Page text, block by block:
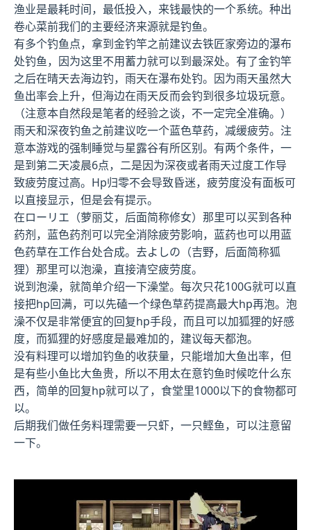
渔业是最耗时间，最低投入，来钱最快的一个系统。种出
卷心菜前我们的主要经济来源就是钓鱼。
有多个钓鱼点，拿到金钓竿之前建议去铁匠家旁边的瀑布
处钓鱼，因为这里不用蓄力就可以到最深处。有了金钓竿
之后在晴天去海边钓，雨天在瀑布处钓。因为雨天虽然大
鱼出率会上升，但海边在雨天反而会钓到很多垃圾玩意。
（注意本自然段是笔者的经验之谈，不一定完全准确。）
雨天和深夜钓鱼之前建议吃一个蓝色草药，减缓疲劳。注
意本游戏的强制睡觉与星露谷有所区别。有两个条件，一
是到第二天凌晨6点，二是因为深夜或者雨天过度工作导
致疲劳度过高。Hp归零不会导致昏迷，疲劳度没有面板可
以直接显示，但是会有提示。
在ローリエ（萝丽艾，后面简称修女）那里可以买到各种
药剂，蓝色药剂可以完全消除疲劳影响，蓝药也可以用蓝
色药草在工作台处合成。去よしの（吉野，后面简称狐
狸）那里可以泡澡，直接清空疲劳度。
说到泡澡，就简单介绍一下澡堂。每次只花100G就可以直
接把hp回满，可以先磕一个绿色草药提高最大hp再泡。泡
澡不仅是非常便宜的回复hp手段，而且可以加狐狸的好感
度，而狐狸的好感度是最难加的，建议每天都泡。
没有料理可以增加钓鱼的收获量，只能增加大鱼出率，但
是有些小鱼比大鱼贵，所以不用太在意钓鱼时候吃什么东
西，简单的回复hp就可以了，食堂里1000以下的食物都可
以。
后期我们做任务料理需要一只虾，一只鲣鱼，可以注意留
一下。